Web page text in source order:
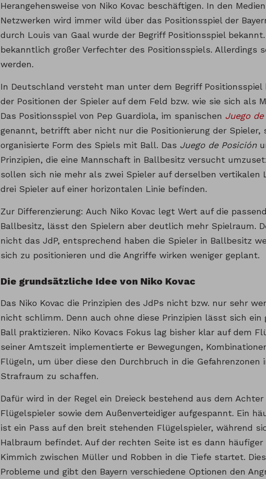
Herangehensweise von Niko Kovac beschäftigen. In den
Netzwerken wird immer wild über das Positionsspiel der
durch Louis van Gaal wurde der Begriff Positionsspiel
bekanntlich großer Verfechter des Positionsspiels. Allerdings
werden.
In Deutschland versteht man unter dem Begriff Positionsspiel
der Positionen der Spieler auf dem Feld bzw. wie sie sich als
Das Positionsspiel von Pep Guardiola, im spanischen Juego
genannt, betrifft aber nicht nur die Positionierung der
organisierte Form des Spiels mit Ball. Das Juego de Posición
Prinzipien, die eine Mannschaft in Ballbesitz versucht
sollen sich nie mehr als zwei Spieler auf derselben vertikalen
drei Spieler auf einer horizontalen Linie befinden.
Zur Differenzierung: Auch Niko Kovac legt Wert auf die
Ballbesitz, lässt den Spielern aber deutlich mehr Spielraum.
nicht das JdP, entsprechend haben die Spieler in Ballbesitz
sich zu positionieren und die Angriffe wirken weniger geplant.
Die grundsätzliche Idee von Niko Kovac
Das Niko Kovac die Prinzipien des JdPs nicht bzw. nur sehr
nicht schlimm. Denn auch ohne diese Prinzipien lässt sich
Ball praktizieren. Niko Kovacs Fokus lag bisher klar auf dem
seiner Amtszeit implementierte er Bewegungen,
Flügeln, um über diese den Durchbruch in die Gefahrenzonen
Strafraum zu schaffen.
Dafür wird in der Regel ein Dreieck bestehend aus dem
Flügelspieler sowie dem Außenverteidiger aufgespannt. Ein
ist ein Pass auf den breit stehenden Flügelspieler, während
Halbraum befindet. Auf der rechten Seite ist es dann
Kimmich zwischen Müller und Robben in die Tiefe startet.
Probleme und gibt den Bayern verschiedene Optionen den